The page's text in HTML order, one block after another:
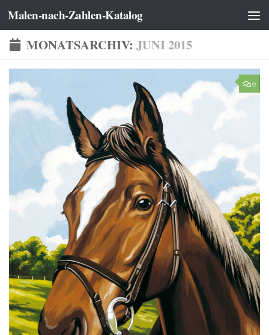
Zum Inhalt springen
Malen-nach-Zahlen-Katalog
MONATSARCHIV: JUNI 2015
0